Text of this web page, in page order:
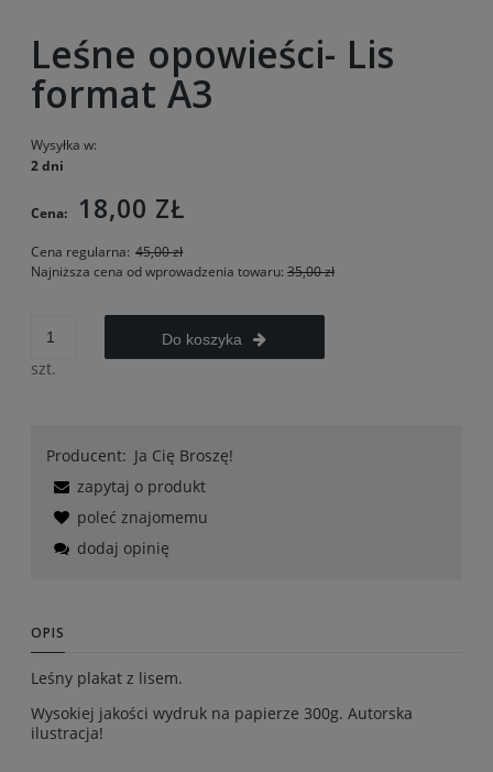
Leśne opowieści- Lis
format A3
Wysyłka w:
2 dni
Cena: 18,00 ZŁ
Cena regularna: 45,00 zł
Najniższa cena od wprowadzenia towaru: 35,00 zł
szt.
Do koszyka
Producent: Ja Cię Broszę!
zapytaj o produkt
poleć znajomemu
dodaj opinię
OPIS
Leśny plakat z lisem.
Wysokiej jakości wydruk na papierze 300g. Autorska
ilustracja!